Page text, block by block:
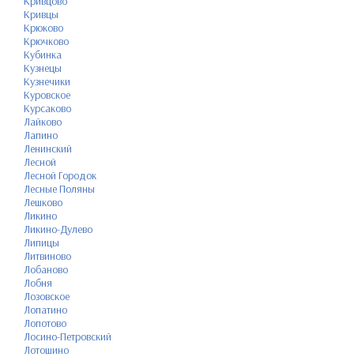
Кривцы
Крюково
Крючково
Кубинка
Кузнецы
Кузнечики
Куровское
Курсаково
Лайково
Лапино
Ленинский
Лесной
Лесной Городок
Лесные Поляны
Лешково
Ликино
Ликино-Дулево
Липицы
Литвиново
Лобаново
Лобня
Лозовское
Лопатино
Лопотово
Лосино-Петровский
Лотошино